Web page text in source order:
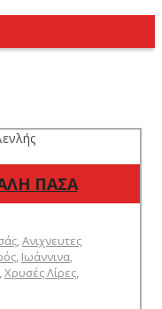
ΠΑΣΑ
,Ανιχνευτες
, Ιωάννινα,
,Χρυσές Λίρες,